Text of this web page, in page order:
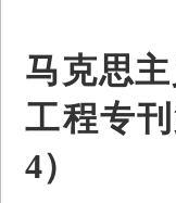
马克思
工程专刊
4）